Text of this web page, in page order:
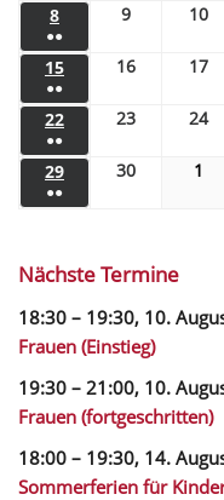
8
●●
9 10
15
●●
16 17
22
●●
23 24
29
●●
30 1
Nächste Termine
18:30 – 19:30, 10.
Frauen (Einstieg)
19:30 – 21:00, 10.
Frauen (fortgeschritten)
18:00 – 19:30, 14.
Sommerferien für